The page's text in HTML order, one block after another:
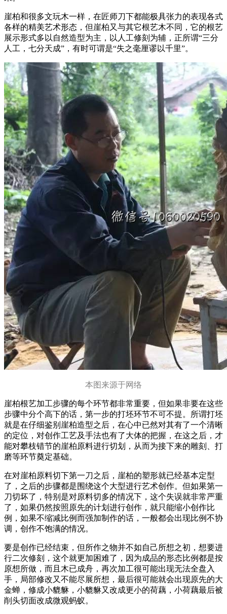
崖柏和很多文玩木一样，在匠师刀下都能极具张力的表现各式
各样的精美艺术形态，但崖柏又与其它根艺木不同，它的根艺
展示形式多以自然造型为主，以人工修刻为辅，正所谓“三分
人工，七分天成”，有时可谓是“失之毫厘谬以千里”。
本图来源于网络
崖柏根艺加工步骤的每个环节都非常重要，但如果非要在这些
步骤中分个高下的话，第一步的打坯环节不可不提。所谓打坯
就是在仔细鉴别崖柏造型之后，在心中已然对其有了一个清晰
的定位，对创作工艺及手法也有了大体的把握，在这之后，才
能对攀枝错节的崖柏原料进行切划，从而为接下来的雕刻、打
磨等环节奠定基础。
在对崖柏原料切下第一刀之后，崖柏的塑形就已经基本定型
了，之后的步骤都是围绕这个大型进行艺术创作。但如果第一
刀切坏了，特别是对原料切多的情况下，这个失误就非常严重
了，如果仍然按照原先的计划进行创作，就只能缩小创作比
例，如果不缩减比例而强加制作的话，一般都会出现比例不协
调，创作不饱满的情况。
要是创作已经结束，但所作之物并不如自己所想之初，想要进
行二次修刻，这个就更加困难了，因为成品的形态比例都是按
原想所做，而且木已成舟，再次加工很可能出现无法全盘入
手，局部修改又不能尽展所想，最后很可能就会出现原先的大
金蝉，修成小貔貅，小貔貅又改成更小的荷藕，小荷藕最后被
削头切面改成微观蚂蚁。